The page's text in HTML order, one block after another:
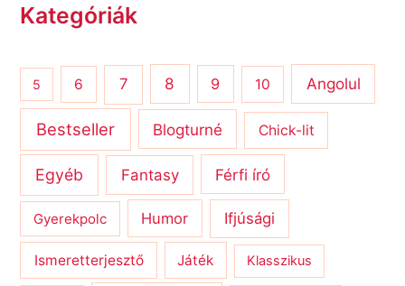
Kategóriák
5 6 7 8 9 10 Angolul
Bestseller Blogturné Chick-lit
Egyéb Fantasy Férfi író
Gyerekpolc Humor Ifjúsági
Ismeretterjesztő Játék Klasszikus